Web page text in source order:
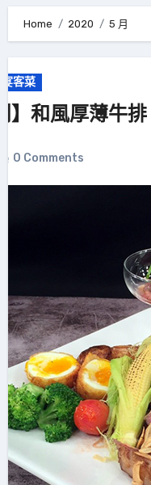
Home 2020 5 月
客菜
】和風厚薄牛排
0 Comments